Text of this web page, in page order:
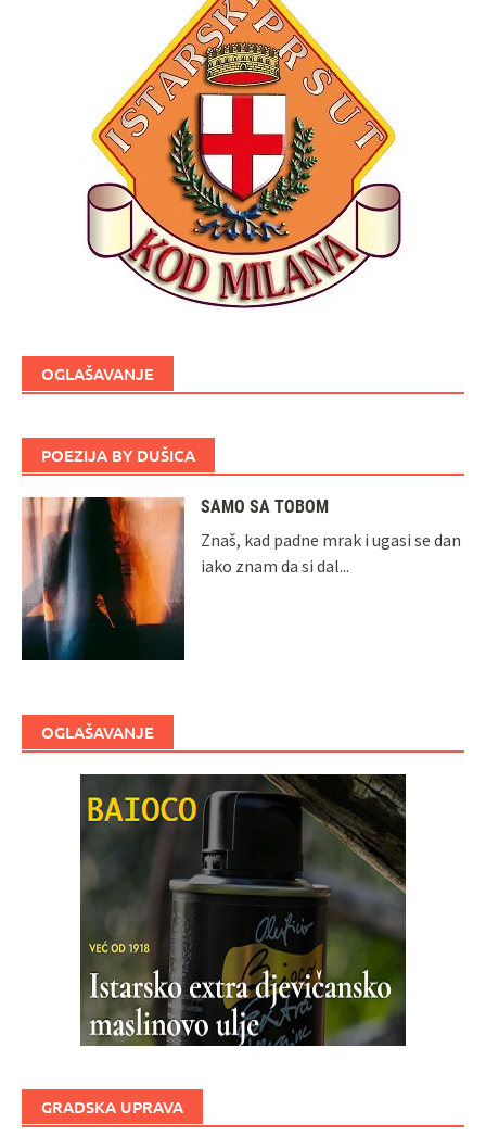
OGLAŠAVANJE
POEZIJA BY DUŠICA
SAMO SA TOBOM
Znaš, kad padne mrak i ugasi se dan
iako znam da si dal...
OGLAŠAVANJE
GRADSKA UPRAVA